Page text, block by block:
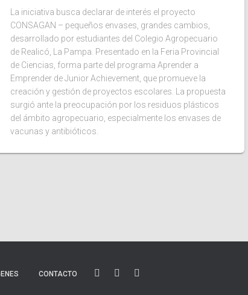
La iniciativa busca declarar de interés el proyecto
CONSAGAN – pequeños envases, grandes cambios,
desarrollado por estudiantes del Colegio Agropecuario
de Realicó, La Pampa. Presentado en la Feria Provincial
de Ciencias, forma parte del programa Aprender a
Emprender de Junior Achievement, que promueve la
creación y gestión de proyectos escolares. La propuesta
surgió ante la preocupación por los residuos plásticos
del ámbito agropecuario, especialmente los envases de
vacunas y antibióticos.
CONTACTO